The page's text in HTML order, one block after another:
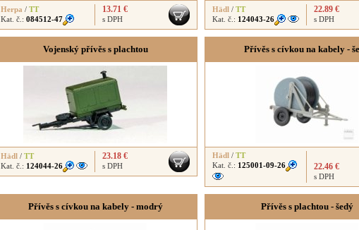
Herpa / TT
Kat. č.: 084512-47
13.71 €
s DPH
Hädl / TT
Kat. č.: 124043-26
22.89 €
s DPH
Vojenský přívěs s plachtou
Hädl / TT
Kat. č.: 124044-26
23.18 €
s DPH
Přívěs s cívkou na kabely -
Hädl / TT
Kat. č.: 125001-09-26 22.46 €
s DPH
Přívěs s cívkou na kabely - modrý Přívěs s plachtou - šedý